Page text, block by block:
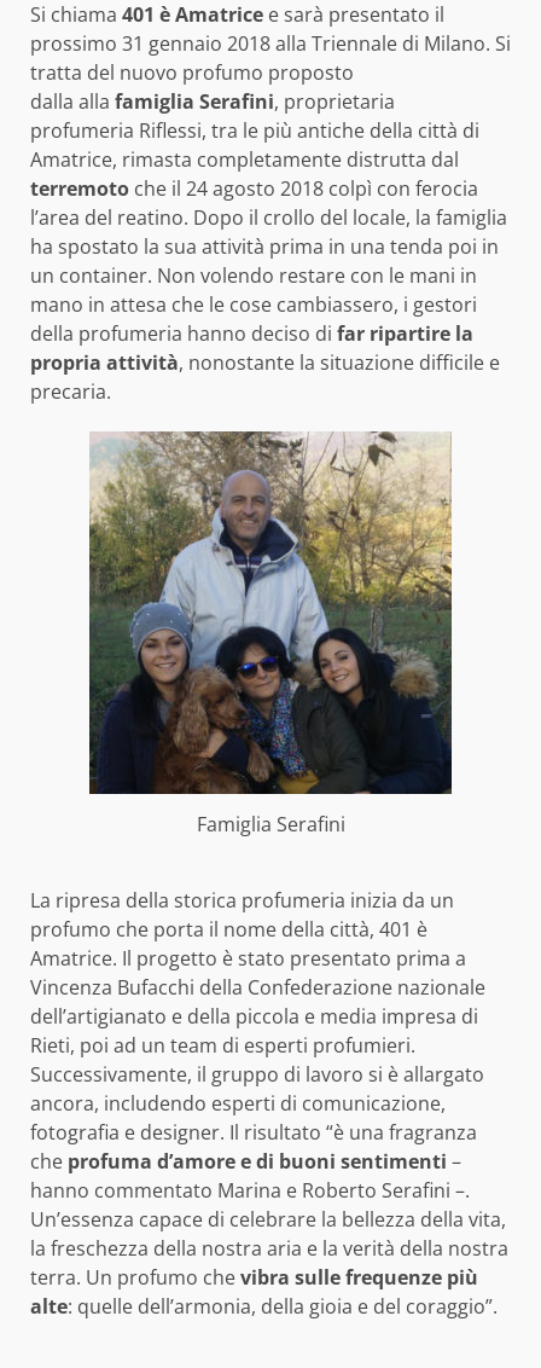
Si chiama 401 è Amatrice e sarà presentato il
prossimo 31 gennaio 2018 alla Triennale di Milano. Si
tratta del nuovo profumo proposto
dalla alla famiglia Serafini, proprietaria
profumeria Riflessi, tra le più antiche della città di
Amatrice, rimasta completamente distrutta dal
terremoto che il 24 agosto 2018 colpì con ferocia
l’area del reatino. Dopo il crollo del locale, la famiglia
ha spostato la sua attività prima in una tenda poi in
un container. Non volendo restare con le mani in
mano in attesa che le cose cambiassero, i gestori
della profumeria hanno deciso di far ripartire la
propria attività, nonostante la situazione difficile e
precaria.
Famiglia Serafini
La ripresa della storica profumeria inizia da un
profumo che porta il nome della città, 401 è
Amatrice. Il progetto è stato presentato prima a
Vincenza Bufacchi della Confederazione nazionale
dell’artigianato e della piccola e media impresa di
Rieti, poi ad un team di esperti profumieri.
Successivamente, il gruppo di lavoro si è allargato
ancora, includendo esperti di comunicazione,
fotografia e designer. Il risultato “è una fragranza
che profuma d’amore e di buoni sentimenti –
hanno commentato Marina e Roberto Serafini –.
Un’essenza capace di celebrare la bellezza della vita,
la freschezza della nostra aria e la verità della nostra
terra. Un profumo chevibra sulle frequenze più
alte: quelle dell’armonia, della gioia e del coraggio”.